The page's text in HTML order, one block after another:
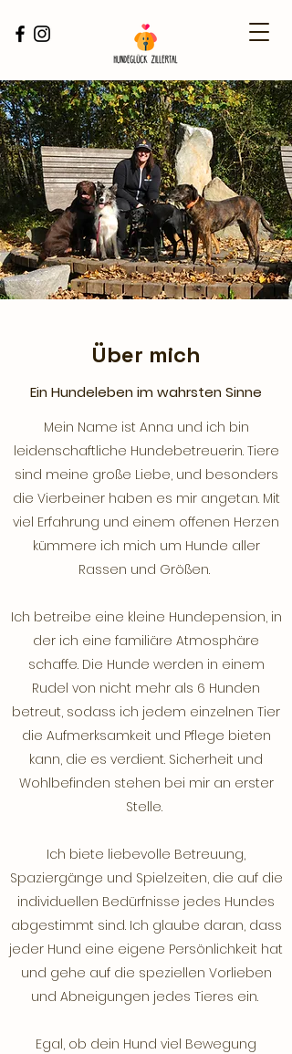
Über mich
Ein Hundeleben im wahrsten Sinne
Mein Name ist Anna und ich bin
leidenschaftliche Hundebetreuerin. Tiere
sind meine große Liebe, und besonders
die Vierbeiner haben es mir angetan. Mit
viel Erfahrung und einem offenen Herzen
kümmere ich mich um Hunde aller
Rassen und Größen.
Ich betreibe eine kleine Hundepension, in
der ich eine familiäre Atmosphäre
schaffe. Die Hunde werden in einem
Rudel von nicht mehr als 6 Hunden
betreut, sodass ich jedem einzelnen Tier
die Aufmerksamkeit und Pflege bieten
kann, die es verdient. Sicherheit und
Wohlbefinden stehen bei mir an erster
Stelle.
Ich biete liebevolle Betreuung,
Spaziergänge und Spielzeiten, die auf die
individuellen Bedürfnisse jedes Hundes
abgestimmt sind. Ich glaube daran, dass
jeder Hund eine eigene Persönlichkeit hat
und gehe auf die speziellen Vorlieben
und Abneigungen jedes Tieres ein.
Egal, ob dein Hund viel Bewegung